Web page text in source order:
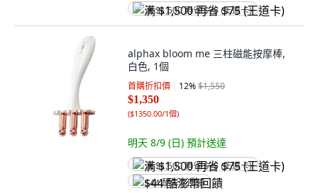
满 $1,500 再省 $75 (王道卡)
alphax bloom me 三柱磁能按摩棒,
白色, 1個
首購折扣價 12%$1,550
$1,350
($1350.00/1個)
明天 8/9 (日) 預計送達
满 $1,500 再省 $75 (王道卡)
$44 酷澎幣回饋